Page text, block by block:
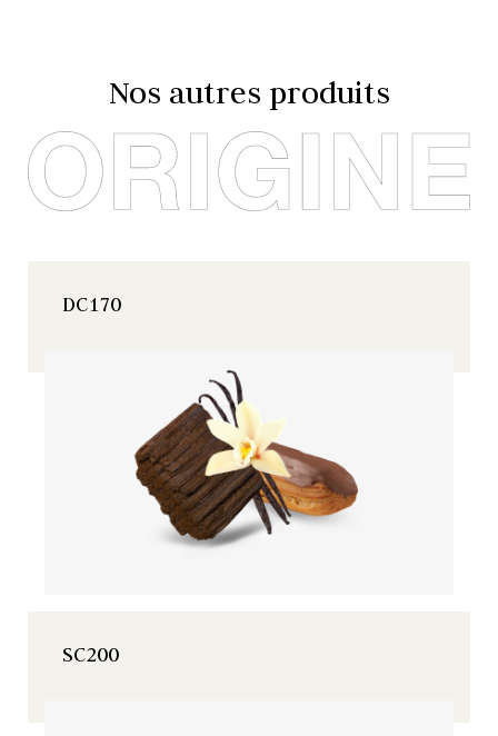
Nos autres produits
DC170
SC200